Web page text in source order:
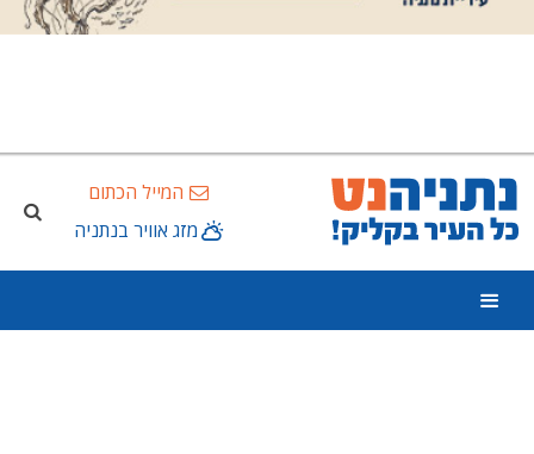
המייל הכתום
מזג אוויר בנתניה